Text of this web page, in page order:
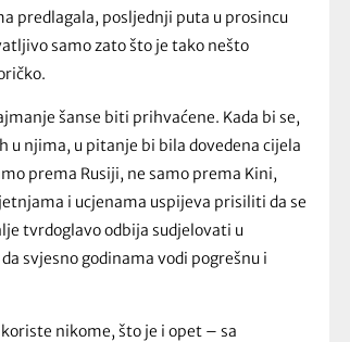
predlagala, posljednji puta u prosincu
samo zato što je tako nešto
šanse biti prihvaćene. Kada bi se,
u njima, u pitanje bi bila dovedena cijela
prema Rusiji, ne samo prema Kini,
i ucjenama uspijeva prisiliti da se
tvrdoglavo odbija sudjelovati u
svjesno godinama vodi pogrešnu i
nikome, što je i opet – sa